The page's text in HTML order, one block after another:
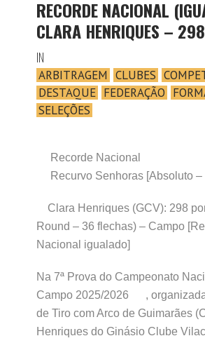
RECORDE NACIONAL
CLARA HENRIQUES –
IN
ARBITRAGEM CLUBES
DESTAQUE FEDERAÇÃO
SELEÇÕES
Recorde Nacional
Recurvo Senhoras [Absoluto –
Clara Henriques (GCV): 298
Round – 36 flechas) – Campo
Nacional igualado]
Na 7ª Prova do Campeonato
Campo 2025/2026
,
de Tiro com Arco de Guimarães
Henriques do Ginásio Clube